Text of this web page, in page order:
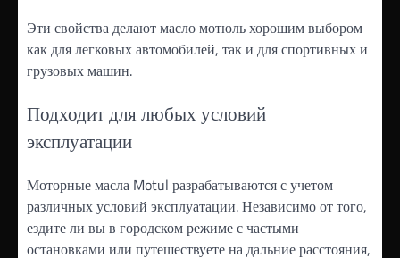
Эти свойства делают масло мотюль хорошим выбором
как для легковых автомобилей, так и для спортивных и
грузовых машин.
Подходит для любых условий
эксплуатации
Моторные масла Motul разрабатываются с учетом
различных условий эксплуатации. Независимо от того,
ездите ли вы в городском режиме с частыми
остановками или путешествуете на дальние расстояния,